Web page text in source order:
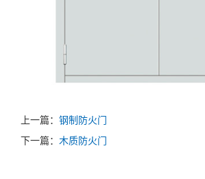
上一篇： 钢制防火门
下一篇： 木质防火门